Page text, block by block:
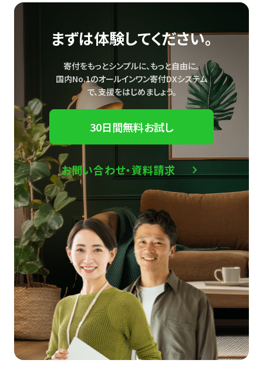
まずは体験してください。
寄付をもっとシンプルに、もっと自由に。
国内No.1のオールインワン寄付DXシステム
で、支援をはじめましょう。
30日間無料お試し
お問い合わせ・資料請求